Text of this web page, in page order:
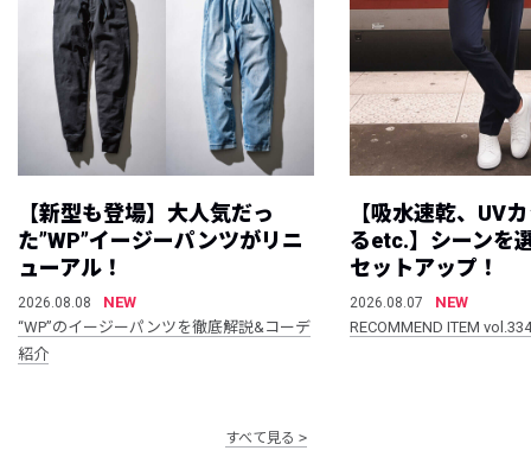
【新型も登場】大人気だっ
た”WP”イージーパンツがリニ
ューアル！
2026.08.08
NEW
“WP”のイージーパンツを徹底解説&コーデ
紹介
【吸水速乾、UV
るetc.】シーンを
セットアップ！
2026.08.07
NEW
RECOMMEND ITEM vol.334
すべて見る